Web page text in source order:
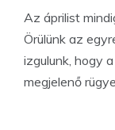
Az áprilist
Örülünk az
izgulunk, hogy
megjelenő